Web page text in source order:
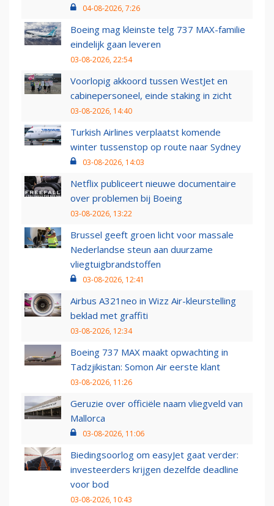
04-08-2026, 7:26
Boeing mag kleinste telg 737 MAX-familie
eindelijk gaan leveren
03-08-2026, 22:54
Voorlopig akkoord tussen WestJet en
cabinepersoneel, einde staking in zicht
03-08-2026, 14:40
Turkish Airlines verplaatst komende
winter tussenstop op route naar Sydney
03-08-2026, 14:03
Netflix publiceert nieuwe documentaire
over problemen bij Boeing
03-08-2026, 13:22
Brussel geeft groen licht voor massale
Nederlandse steun aan duurzame
vliegtuigbrandstoffen
03-08-2026, 12:41
Airbus A321neo in Wizz Air-kleurstelling
beklad met graffiti
03-08-2026, 12:34
Boeing 737 MAX maakt opwachting in
Tadzjikistan: Somon Air eerste klant
03-08-2026, 11:26
Geruzie over officiële naam vliegveld van
Mallorca
03-08-2026, 11:06
Biedingsoorlog om easyJet gaat verder:
investeerders krijgen dezelfde deadline
voor bod
03-08-2026, 10:43